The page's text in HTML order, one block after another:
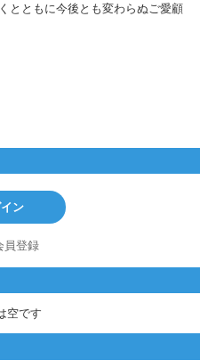
とともに今後とも変わらぬご愛顧
ン
員登録
空です